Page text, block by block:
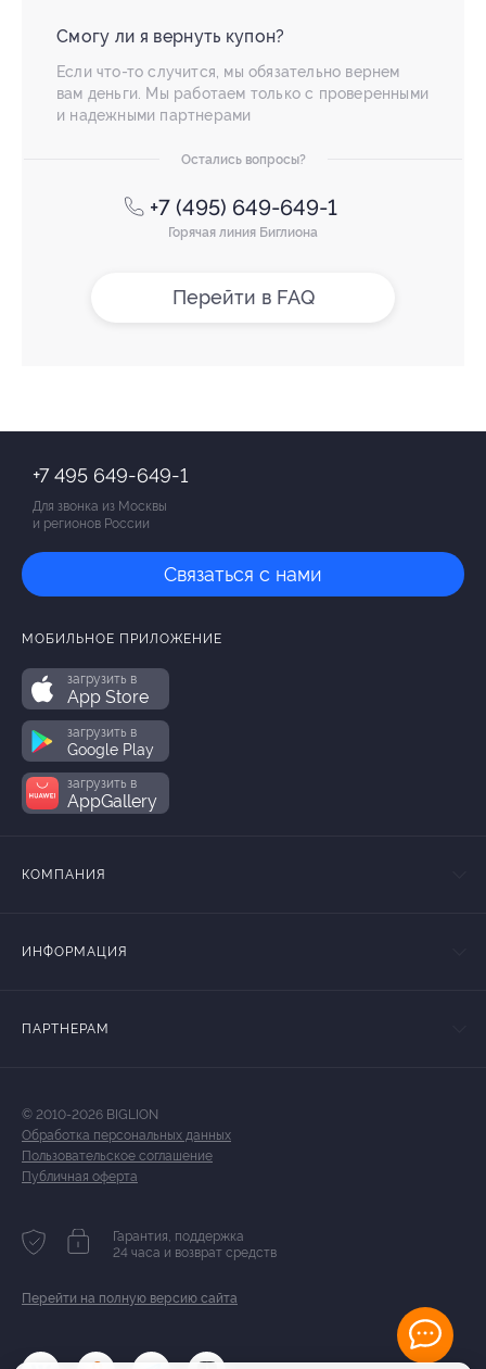
Смогу ли я вернуть купон?
Если что-то случится, мы обязательно вернем
вам деньги. Мы работаем только с проверенными
и надежными партнерами
Остались вопросы?
+7 (495) 649-649-1
Горячая линия Биглиона
Перейти в FAQ
+7 495 649-649-1
Для звонка из Москвы
и регионов России
Связаться с нами
МОБИЛЬНОЕ ПРИЛОЖЕНИЕ
загрузить в
App Store
загрузить в
Google Play
загрузить в
AppGallery
КОМПАНИЯ
ИНФОРМАЦИЯ
ПАРТНЕРАМ
© 2010-2026 BIGLION
Обработка персональных данных
Пользовательское соглашение
Публичная оферта
Гарантия, поддержка
24 часа и возврат средств
Перейти на полную версию сайта